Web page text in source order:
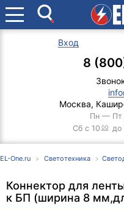
Вход
8
Москва,
Пн — Пт
Сб с 10 00 до
EL-One.ru Светотехника
Коннектор для
к БП (ширина 8